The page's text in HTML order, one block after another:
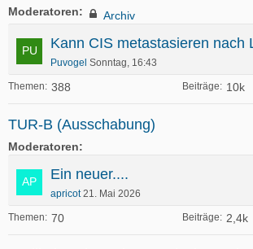
Moderatoren Archiv
Themen 388 Beiträge 10k
Kann CIS metastasieren nach
Puvogel Sonntag, 16:43
TUR-B (Ausschabung)
Moderatoren
Themen 70 Beiträge 2,4k
Ein neuer....
apricot 21. Mai 2026